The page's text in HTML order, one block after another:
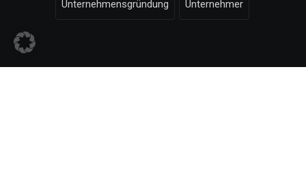
Unternehmensgründung Unternehmer